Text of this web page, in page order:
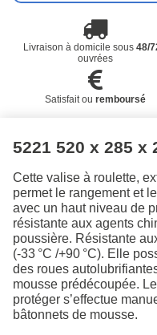
Livraison à domicile sous48/
ouvrées
Satisfait ou remboursé
5221 520 x 285 x
Cette valise à roulette,
permet le rangement et
avec un haut niveau de
résistante aux agents
poussière. Résistante
(-33 °C /+90 °C). Elle
des roues
mousse prédécoupée.
protéger s’effectue
bâtonnets de mousse.